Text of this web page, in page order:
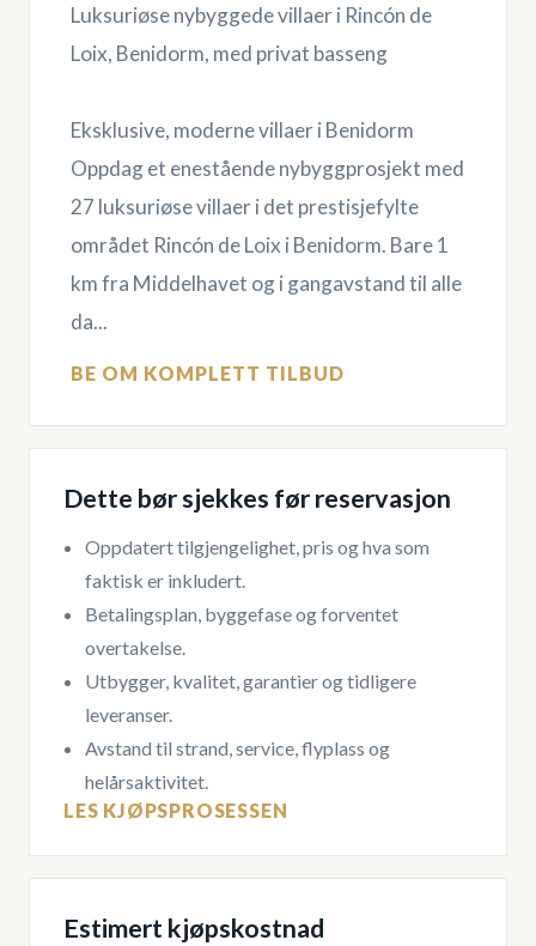
Luksuriøse nybyggede villaer i Rincón de
Loix, Benidorm, med privat basseng
Eksklusive, moderne villaer i Benidorm
Oppdag et enestående nybyggprosjekt med
27 luksuriøse villaer i det prestisjefylte
området Rincón de Loix i Benidorm. Bare 1
km fra Middelhavet og i gangavstand til alle
da...
BE OM KOMPLETT TILBUD
Dette bør sjekkes før reservasjon
Oppdatert tilgjengelighet, pris og hva som
faktisk er inkludert.
Betalingsplan, byggefase og forventet
overtakelse.
Utbygger, kvalitet, garantier og tidligere
leveranser.
Avstand til strand, service, flyplass og
helårsaktivitet.
LES KJØPSPROSESSEN
Estimert kjøpskostnad